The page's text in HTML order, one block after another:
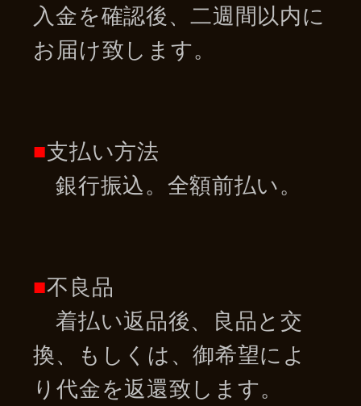
入金を確認後、二週間以内に
お届け致します。
■支払い方法
銀行振込。全額前払い。
■不良品
着払い返品後、良品と交
換、もしくは、御希望によ
り代金を返還致します。